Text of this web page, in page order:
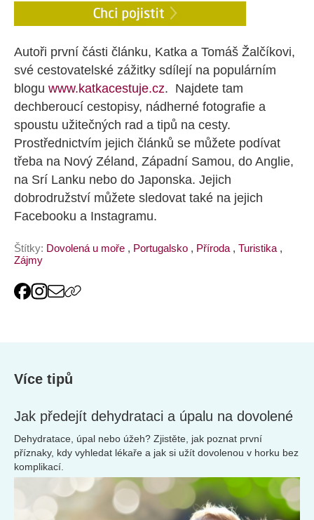
Autoři první části článku, Katka a Tomáš Žalčíkovi,
své cestovatelské zážitky sdílejí na populárním
blogu www.katkacestuje.cz. Najdete tam
dechberoucí cestopisy, nádherné fotografie a
spoustu užitečných rad a tipů na cesty.
Prostřednictvím jejich článků se můžete podívat
třeba na Nový Zéland, Západní Samou, do Anglie,
na Srí Lanku nebo do Japonska. Jejich
dobrodružství můžete sledovat také na jejich
Facebooku a Instagramu.
Štítky: Dovolená u moře , Portugalsko , Příroda , Turistika ,
Zájmy
Více tipů
Jak předejít dehydrataci a úpalu na dovolené
Dehydratace, úpal nebo úžeh? Zjistěte, jak poznat první
příznaky, kdy vyhledat lékaře a jak si užít dovolenou v horku bez
komplikací.